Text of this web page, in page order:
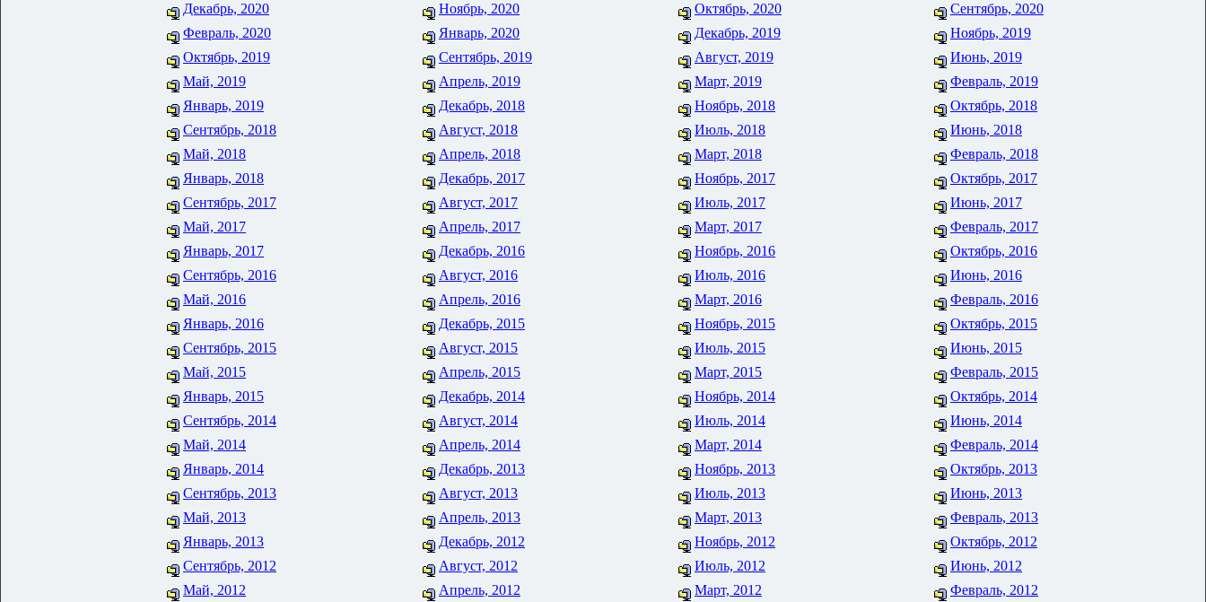
Декабрь, 2020
Ноябрь, 2020 Октябрь, 2020
Сентябрь, 2020
Февраль, 2020
Январь, 2020 Декабрь, 2019
Ноябрь, 2019
Октябрь, 2019
Сентябрь, 2019 Август, 2019
Июнь, 2019
Май, 2019
Апрель, 2019 Март, 2019
Февраль, 2019
Январь, 2019
Декабрь, 2018 Ноябрь, 2018
Октябрь, 2018
Сентябрь, 2018
Август, 2018 Июль, 2018
Июнь, 2018
Май, 2018
Апрель, 2018 Март, 2018
Февраль, 2018
Январь, 2018
Декабрь, 2017 Ноябрь, 2017
Октябрь, 2017
Сентябрь, 2017
Август, 2017 Июль, 2017
Июнь, 2017
Май, 2017
Апрель, 2017 Март, 2017
Февраль, 2017
Январь, 2017
Декабрь, 2016 Ноябрь, 2016
Октябрь, 2016
Сентябрь, 2016
Август, 2016 Июль, 2016
Июнь, 2016
Май, 2016
Апрель, 2016 Март, 2016
Февраль, 2016
Январь, 2016
Декабрь, 2015 Ноябрь, 2015
Октябрь, 2015
Сентябрь, 2015
Август, 2015 Июль, 2015
Июнь, 2015
Май, 2015
Апрель, 2015 Март, 2015
Февраль, 2015
Январь, 2015
Декабрь, 2014 Ноябрь, 2014
Октябрь, 2014
Сентябрь, 2014
Август, 2014 Июль, 2014
Июнь, 2014
Май, 2014
Апрель, 2014 Март, 2014
Февраль, 2014
Январь, 2014
Декабрь, 2013 Ноябрь, 2013
Октябрь, 2013
Сентябрь, 2013
Август, 2013 Июль, 2013
Июнь, 2013
Май, 2013
Апрель, 2013 Март, 2013
Февраль, 2013
Январь, 2013
Декабрь, 2012 Ноябрь, 2012
Октябрь, 2012
Сентябрь, 2012
Август, 2012 Июль, 2012
Июнь, 2012
Май, 2012
Апрель, 2012 Март, 2012
Февраль, 2012